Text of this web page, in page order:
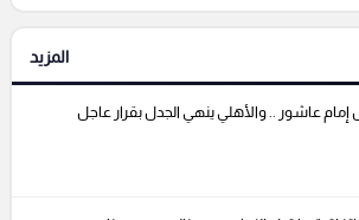
المزيد
عاشور .. والأهلي ينهي الجدل بقرار عاجل